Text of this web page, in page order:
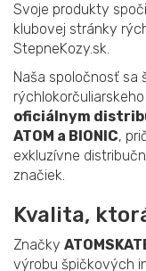
Svoje produkty
klubovej stránky
StepneKozy.sk.
Naša spoločnosť sa
oficiálnym
ATOM a BIONIC,
exkluzívne
značiek.
Kvalita,
Značky
výrobu špičkových